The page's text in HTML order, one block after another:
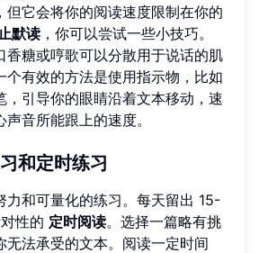
但它会将你的阅读速度限制在你的
默读 ，你可以尝试一些小技巧。
香糖或哼歌可以分散用于说话的肌
个有效的方法是使用指示物，比如
，引导你的眼睛沿着文本移动，速
音所能跟上的速度。
和定时练习
力和可量化的练习。每天留出 15-
性的 定时阅读。选择一篇略有挑
无法承受的文本。阅读一定时间